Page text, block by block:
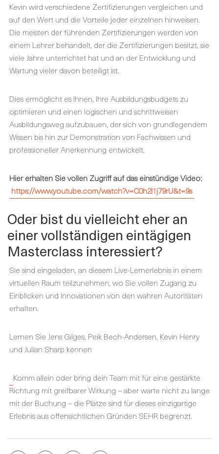
Kevin wird verschiedene Zertifizierungen vergleichen und
auf den Wert und die Vorteile jeder einzelnen hinweisen.
Die meisten der führenden Zertifizierungen werden von
einem Lehrer behandelt, der die Zertifizierungen besitzt, sie
viele Jahre unterrichtet hat und an der Entwicklung und
Wartung vieler davon beteiligt ist.
Dies ermöglicht es Ihnen, Ihre Ausbildungsbudgets zu
optimieren und einen logischen und schrittweisen
Ausbildungsweg aufzubauen, der sich von grundlegendem
Wissen bis hin zur Demonstration von Fachwissen und
professioneller Anerkennung entwickelt.
Hier erhalten Sie vollen Zugriff auf das einstündige Video:
https://www.youtube.com/watch?v=C0h2I1j79rU&t=9s
Oder bist du vielleicht eher an
einer vollständigen eintägigen
Masterclass interessiert?
Sie sind eingeladen, an diesem Live-Lernerlebnis in einem
virtuellen Raum teilzunehmen, wo Sie vollen Zugang zu
Einblicken und Innovationen von den wahren Autoritäten
erhalten.
Lernen Sie Jens Gilges, Peik Bech-Andersen, Kevin Henry
und Julian Sharp kennen
Komm allein oder bring dein Team mit für eine gestärkte
Richtung mit greifbarer Wirkung – aber warte nicht zu lange
mit der Buchung – die Plätze sind für dieses einzigartige
Erlebnis aus offensichtlichen Gründen SEHR begrenzt.